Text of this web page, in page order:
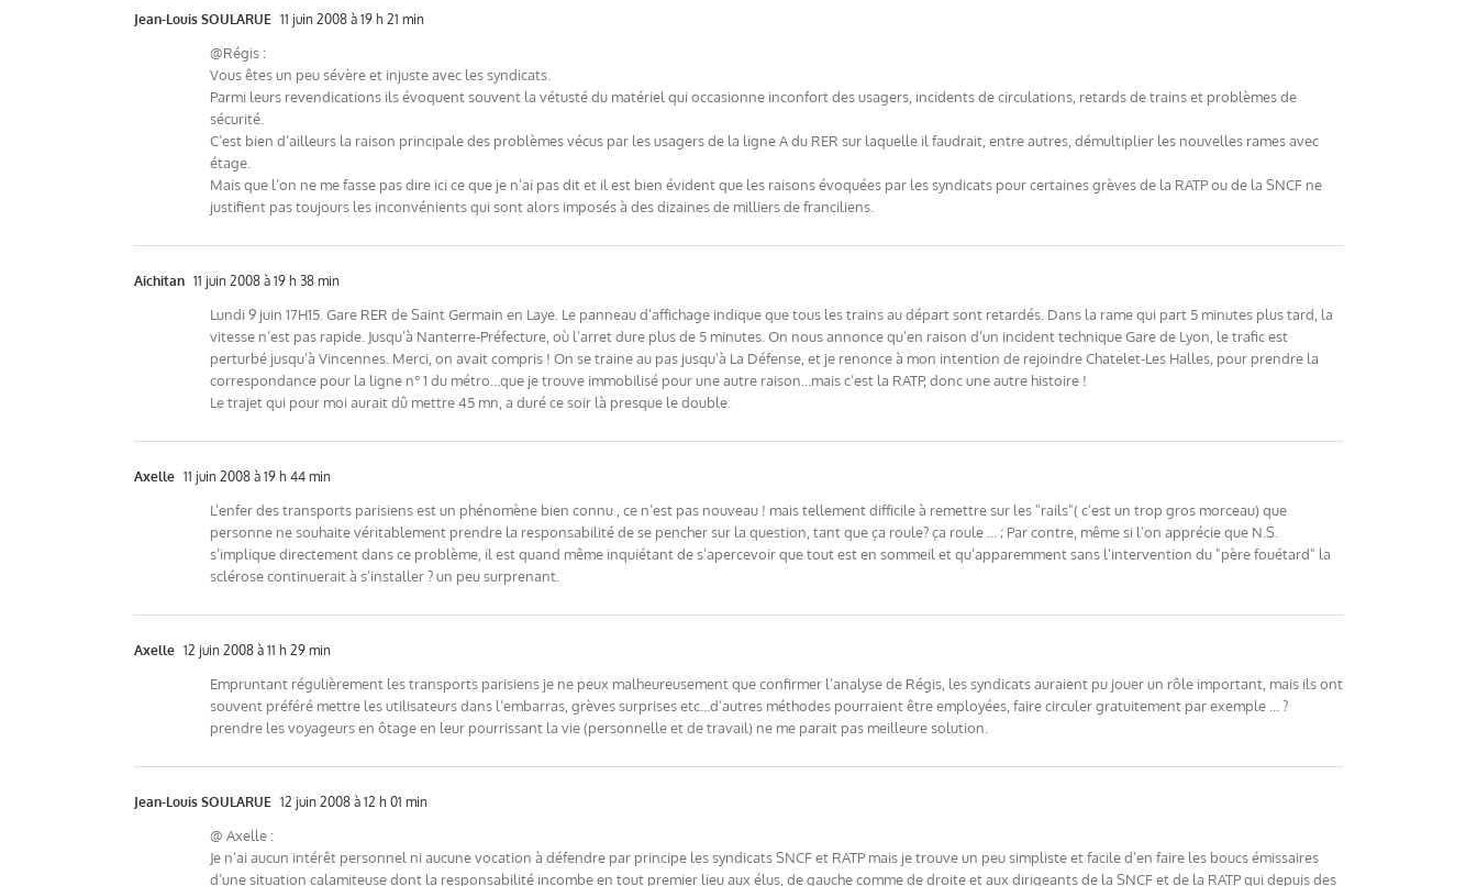
Jean-Louis SOULARUE 11 juin 2008 à 19 h 21 min
@Régis :
Vous êtes un peu sévère et injuste avec les syndicats.
Parmi leurs revendications ils évoquent souvent la vétusté du matériel qui occasionne inconfort des usagers, incidents de circulations, retards de trains et problèmes de
sécurité.
C’est bien d’ailleurs la raison principale des problèmes vécus par les usagers de la ligne A du RER sur laquelle il faudrait, entre autres, démultiplier les nouvelles rames avec
étage.
Mais que l’on ne me fasse pas dire ici ce que je n’ai pas dit et il est bien évident que les raisons évoquées par les syndicats pour certaines grèves de la RATP ou de la SNCF ne
justifient pas toujours les inconvénients qui sont alors imposés à des dizaines de milliers de franciliens.
Aichitan 11 juin 2008 à 19 h 38 min
Lundi 9 juin 17H15. Gare RER de Saint Germain en Laye. Le panneau d’affichage indique que tous les trains au départ sont retardés. Dans la rame qui part 5 minutes plus tard, la
vitesse n’est pas rapide. Jusqu’à Nanterre-Préfecture, où l’arret dure plus de 5 minutes. On nous annonce qu’en raison d’un incident technique Gare de Lyon, le trafic est
perturbé jusqu’à Vincennes. Merci, on avait compris ! On se traine au pas jusqu’à La Défense, et je renonce à mon intention de rejoindre Chatelet-Les Halles, pour prendre la
correspondance pour la ligne n° 1 du métro…que je trouve immobilisé pour une autre raison…mais c’est la RATP, donc une autre histoire !
Le trajet qui pour moi aurait dû mettre 45 mn, a duré ce soir là presque le double.
Axelle 11 juin 2008 à 19 h 44 min
L’enfer des transports parisiens est un phénomène bien connu , ce n’est pas nouveau ! mais tellement difficile à remettre sur les "rails"( c’est un trop gros morceau) que
personne ne souhaite véritablement prendre la responsabilité de se pencher sur la question, tant que ça roule? ça roule … ; Par contre, même si l’on apprécie que N.S.
s’implique directement dans ce problème, il est quand même inquiétant de s’apercevoir que tout est en sommeil et qu’apparemment sans l’intervention du "père fouétard" la
sclérose continuerait à s’installer ? un peu surprenant.
Axelle 12 juin 2008 à 11 h 29 min
Empruntant régulièrement les transports parisiens je ne peux malheureusement que confirmer l’analyse de Régis, les syndicats auraient pu jouer un rôle important, mais ils ont
souvent préféré mettre les utilisateurs dans l’embarras, grèves surprises etc…d’autres méthodes pourraient être employées, faire circuler gratuitement par exemple … ?
prendre les voyageurs en ôtage en leur pourrissant la vie (personnelle et de travail) ne me parait pas meilleure solution.
Jean-Louis SOULARUE 12 juin 2008 à 12 h 01 min
@ Axelle :
Je n’ai aucun intérêt personnel ni aucune vocation à défendre par principe les syndicats SNCF et RATP mais je trouve un peu simpliste et facile d’en faire les boucs émissaires
d’une situation calamiteuse dont la responsabilité incombe en tout premier lieu aux élus, de gauche comme de droite et aux dirigeants de la SNCF et de la RATP qui depuis des